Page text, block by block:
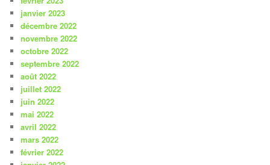
janvier 2023
décembre 2022
novembre 2022
octobre 2022
septembre 2022
août 2022
juillet 2022
juin 2022
mai 2022
avril 2022
mars 2022
février 2022